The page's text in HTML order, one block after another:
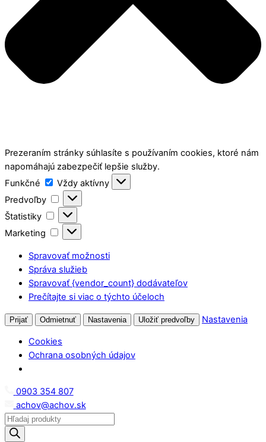
Prezeraním stránky súhlasíte s používaním cookies, ktoré nám
napomáhajú zabezpečiť lepšie služby.
Funkčné
Funkčné
Vždy aktívny
Predvoľby
Predvoľby
Štatistiky
Štatistiky
Marketing
Marketing
Spravovať možnosti
Správa služieb
Spravovať {vendor_count} dodávateľov
Prečítajte si viac o týchto účeloch
Prijať Odmietnuť Nastavenia Uložiť predvoľby Nastavenia
Cookies
Ochrana osobných údajov
Skip
content
0903 354 807
achov@achov.sk
Products
search